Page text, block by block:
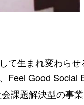
て生まれ変わらせ
Feel Good Social
課題解決型の事